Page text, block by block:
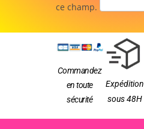
ce champ.
Commandez
en toute
sécurité
Expédition
sous 48H